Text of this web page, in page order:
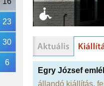
23
30
6
Egry József
állandó kiállítás,